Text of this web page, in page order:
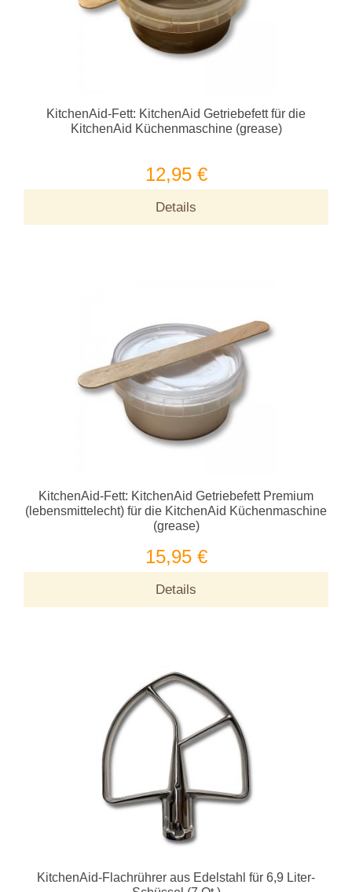
KitchenAid-Fett: KitchenAid Getriebefett für die
KitchenAid Küchenmaschine (grease)
12,95 €
Details
KitchenAid-Fett: KitchenAid Getriebefett Premium
(lebensmittelecht) für die KitchenAid Küchenmaschine
(grease)
15,95 €
Details
KitchenAid-Flachrührer aus Edelstahl für 6,9 Liter-